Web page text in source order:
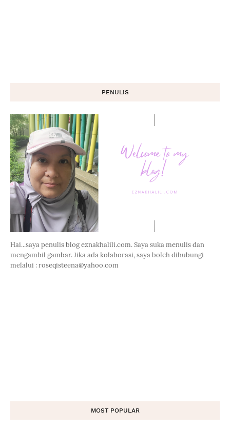
PENULIS
Hai...saya penulis blog eznakhalili.com. Saya suka menulis dan
mengambil gambar. Jika ada kolaborasi, saya boleh dihubungi
melalui : roseqisteena@yahoo.com
MOST POPULAR